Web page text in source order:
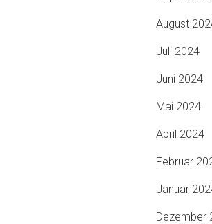
August
Juli 2024
Juni 2024
Mai 2024
April 2024
Februar
Januar
Dezember